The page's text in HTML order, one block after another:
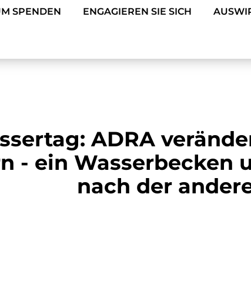
SPENDEN ENGAGIEREN SIE SICH
ADRA
- ein Wasserbecken
nach der